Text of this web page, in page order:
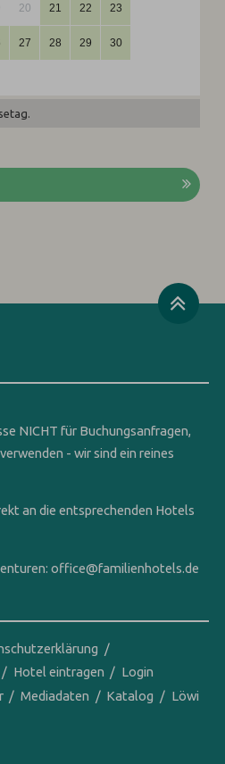
20 21 22 23
27 28 29 30
NICHT für Buchungsanfragen,
- wir sind ein reines
an die entsprechenden Hotels
office@familienhotels.de
Hotel eintragen
Login
Mediadaten Katalog
Löwi